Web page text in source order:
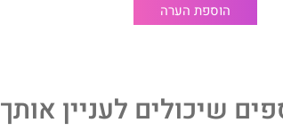
הוספת הערה
שיכולים לעניין אותך